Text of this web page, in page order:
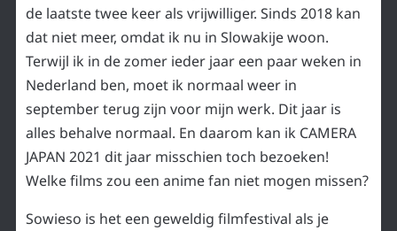
de laatste twee keer als vrijwilliger. Sinds 2018 kan
dat niet meer, omdat ik nu in Slowakije woon.
Terwijl ik in de zomer ieder jaar een paar weken in
Nederland ben, moet ik normaal weer in
september terug zijn voor mijn werk. Dit jaar is
alles behalve normaal. En daarom kan ik CAMERA
JAPAN 2021 dit jaar misschien toch bezoeken!
Welke films zou een anime fan niet mogen missen?
Sowieso is het een geweldig filmfestival als je